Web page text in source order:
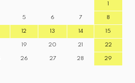
1
5 6 7 8
12 13 14 15
19 20 21 22
26 27 28 29